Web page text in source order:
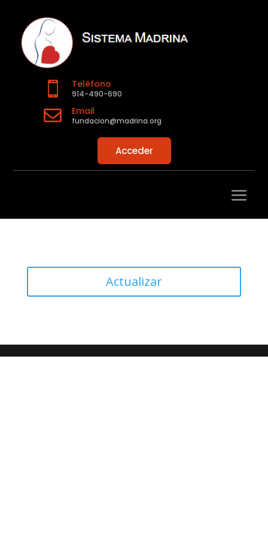
 Teléfono
914-490-690
 Email
fundacion@madrina.org
Acceder
Actualizar